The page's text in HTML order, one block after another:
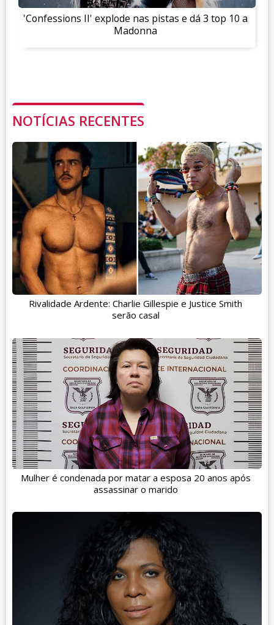
'Confessions II' explode nas pistas e dá 3 top 10 a
Madonna
NOTÍCIAS RECENTES
Rivalidade Ardente: Charlie Gillespie e Justice Smith
serão casal
Mulher é condenada por matar a esposa 20 anos após
assassinar o marido